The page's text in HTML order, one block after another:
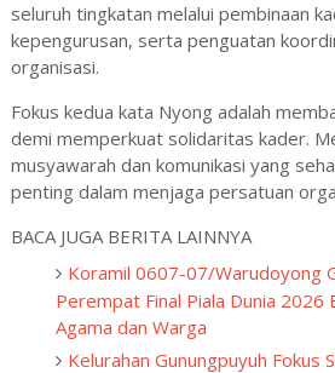
seluruh tingkatan melalui pembinaan
kepengurusan, serta penguatan
organisasi.
Fokus kedua kata Nyong adalah
demi memperkuat solidaritas kader.
musyawarah dan komunikasi yang
penting dalam menjaga persatuan
BACA JUGA BERITA LAINNYA
Koramil 0607-07/Warudoyong
Perempat Final Piala Dunia 2026
Agama dan Warga
Kelurahan Gunungpuyuh Fokus